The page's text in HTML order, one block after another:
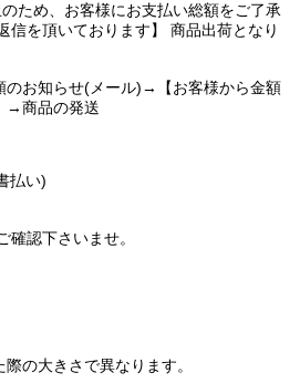
ため、お客様にお支払い総額をご了承
信を頂いております】 商品出荷となり
お知らせ(メール)→【お客様から金額
→商品の発送
払い)
認下さいませ。
の大きさで異なります。